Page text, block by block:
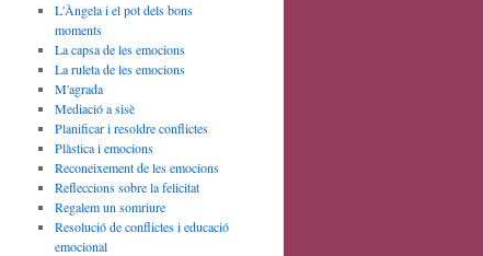
L'Àngela i el pot dels bons
moments
La capsa de les emocions
La ruleta de les emocions
M'agrada
Mediació a sisè
Planificar i resoldre conflictes
Plàstica i emocions
Reconeixement de les emocions
Refleccions sobre la felicitat
Regalem un somriure
Resolució de conflictes i educació
emocional